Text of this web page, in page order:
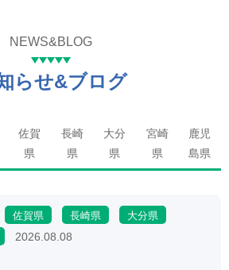
NEWS&BLOG
らせ&ブログ
佐賀
県
長崎
県
大分
県
宮崎
県
鹿児
島県
佐賀県 長崎県
大分県
2026.08.08